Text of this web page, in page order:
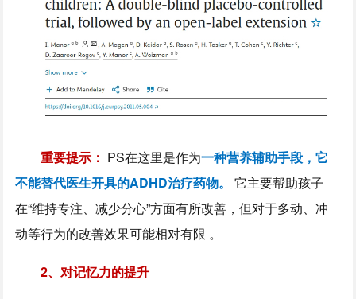
重要提示： PS在这里是作为一种营养辅助手段，它
不能替代医生开具的ADHD治疗药物。
它主要帮助孩子
在“维持专注、减少分心”方面有所改善，但对于多动、冲
动等行为的改善效果可能相对有限 。
2、对记忆力的提升